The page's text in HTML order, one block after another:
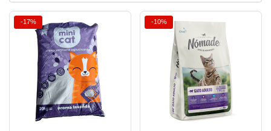
-17% -10%